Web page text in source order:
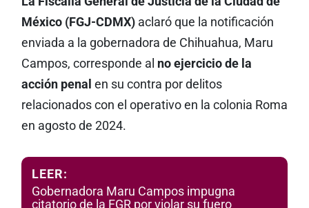
México (FGJ-CDMX)aclaró que la notificación
enviada a la gobernadora de Chihuahua, Maru
Campos, corresponde al no ejercicio de la
acción penal en su contra por delitos
relacionados con el operativo en la colonia Roma
en agosto de 2024.
LEER:
Gobernadora Maru Campos impugna
citatorio de la FGR por violar su fuero